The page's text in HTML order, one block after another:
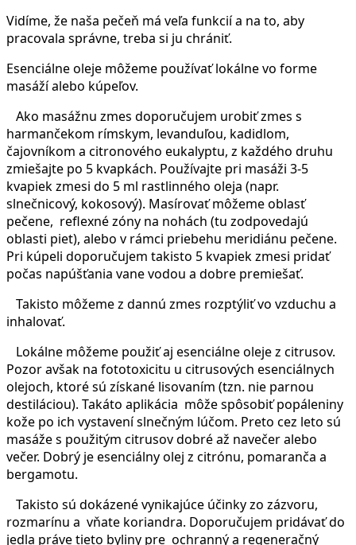
Vidíme, že naša pečeň má veľa funkcií a na to, aby
pracovala správne, treba si ju chrániť.
Esenciálne oleje môžeme používať lokálne vo forme
masáží alebo kúpeľov.
Ako masážnu zmes doporučujem urobiť zmes s
harmančekom rímskym, levanduľou, kadidlom,
čajovníkom a citronového eukalyptu, z každého druhu
zmiešajte po 5 kvapkách. Používajte pri masáži 3-5
kvapiek zmesi do 5 ml rastlinného oleja (napr.
slnečnicový, kokosový). Masírovať môžeme oblasť
pečene, reflexné zóny na nohách (tu zodpovedajú
oblasti piet), alebo v rámci priebehu meridiánu pečene.
Pri kúpeli doporučujem takisto 5 kvapiek zmesi pridať
počas napúšťania vane vodou a dobre premiešať.
Takisto môžeme z dannú zmes rozptýliť vo vzduchu a
inhalovať.
Lokálne môžeme použiť aj esenciálne oleje z citrusov.
Pozor avšak na fototoxicitu u citrusových esenciálnych
olejoch, ktoré sú získané lisovaním (tzn. nie parnou
destiláciou). Takáto aplikácia môže spôsobiť popáleniny
kože po ich vystavení slnečným lúčom. Preto cez leto sú
masáže s použitým citrusov dobré až navečer alebo
večer. Dobrý je esenciálny olej z citrónu, pomaranča a
bergamotu.
Takisto sú dokázené vynikajúce účinky zo zázvoru,
rozmarínu a vňate koriandra. Doporučujem pridávať do
jedla práve tieto byliny pre ochranný a regeneračný